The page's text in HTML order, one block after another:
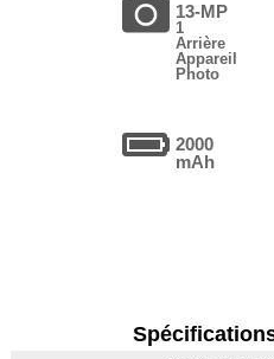
13-MP
1
Arrière
Appareil
Photo
2000
mAh